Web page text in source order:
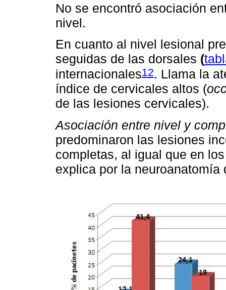
No se encontró asociación
nivel.
En cuanto al nivel lesional
seguidas de las dorsales (
internacionales12. Llama la
índice de cervicales altos (
de las lesiones cervicales).
Asociación entre nivel y
predominaron las lesiones
completas, al igual que en
explica por la